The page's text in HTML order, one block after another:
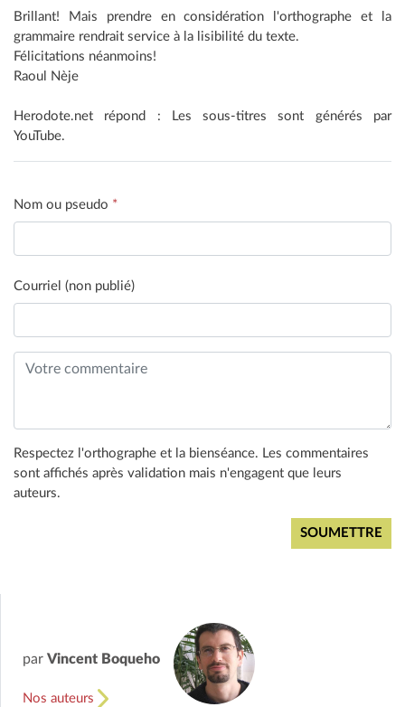
Brillant! Mais prendre en considération l'orthographe et la
grammaire rendrait service à la lisibilité du texte.
Félicitations néanmoins!
Raoul Nèje
Herodote.net répond : Les sous-titres sont générés par
YouTube.
Nom ou pseudo *
Courriel (non publié)
Respectez l'orthographe et la bienséance. Les commentaires
sont affichés après validation mais n'engagent que leurs
auteurs.
par Vincent Boqueho
Nos auteurs